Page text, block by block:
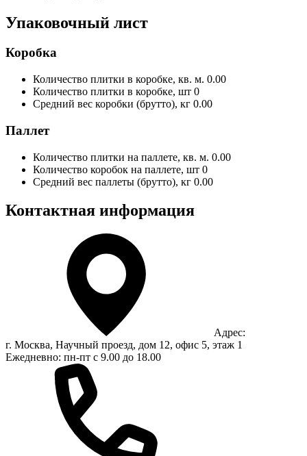
Упаковочный лист
Коробка
Количество плитки в коробке, кв. м. 0.00
Количество плитки в коробке, шт 0
Средний вес коробки (брутто), кг 0.00
Паллет
Количество плитки на паллете, кв. м. 0.00
Количество коробок на паллете, шт 0
Средний вес паллеты (брутто), кг 0.00
Контактная информация
Адрес:
г. Москва, Научный проезд, дом 12, офис 5, этаж 1
Ежедневно: пн-пт с 9.00 до 18.00